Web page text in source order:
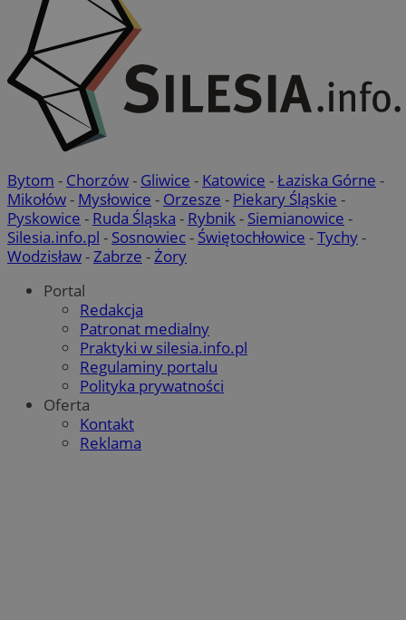
Bytom - Chorzów- Gliwice - Katowice -Łaziska Górne -
Mikołów- Mysłowice - Orzesze - Piekary Śląskie -
Pyskowice - Ruda Śląska - Rybnik- Siemianowice -
Silesia.info.pl - Sosnowiec- Świętochłowice -Tychy-
Wodzisław-Zabrze -Żory
Portal
Redakcja
Patronat medialny
Praktyki w silesia.info.pl
Regulaminy portalu
Polityka prywatności
Oferta
Kontakt
Reklama